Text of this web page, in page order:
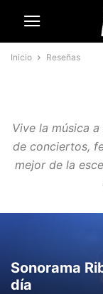
Inicio Reseñas
Vive la música
de conciertos,
mejor de la
Sonorama
día